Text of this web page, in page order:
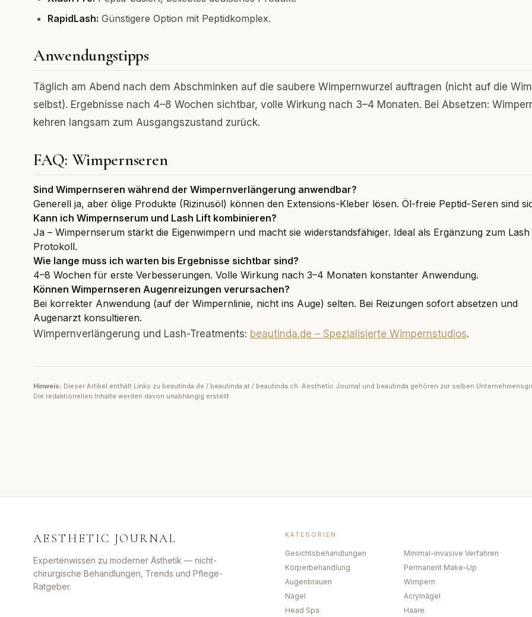
RapidLash: Günstigere Option mit Peptidkomplex.
Anwendungstipps
Täglich am Abend nach dem Abschminken auf die saubere Wimpernwurzel auftragen (nicht auf die
selbst). Ergebnisse nach 4–8 Wochen sichtbar, volle Wirkung nach 3–4 Monaten. Bei Absetzen:
kehren langsam zum Ausgangszustand zurück.
FAQ: Wimpernseren
Sind Wimpernseren während der Wimpernverlängerung anwendbar?
Generell ja, aber ölige Produkte (Rizinusöl) können den Extensions-Kleber lösen. Öl-freie Peptid-Seren sind
Kann ich Wimpernserum und Lash Lift kombinieren?
Ja – Wimpernserum stärkt die Eigenwimpern und macht sie widerstandsfähiger. Ideal als Ergänzung zum Lash
Protokoll.
Wie lange muss ich warten bis Ergebnisse sichtbar sind?
4–8 Wochen für erste Verbesserungen. Volle Wirkung nach 3–4 Monaten konstanter Anwendung.
Können Wimpernseren Augenreizungen verursachen?
Bei korrekter Anwendung (auf der Wimpernlinie, nicht ins Auge) selten. Bei Reizungen sofort absetzen und
Augenarzt konsultieren.
Wimpernverlängerung und Lash-Treatments: beautinda.de – Spezialisierte Wimpernstudios.
Hinweis: Dieser Artikel enthält Links zu beautinda.de / beautinda.at / beautinda.ch. Aesthetic Journal und beautinda gehören zur selben
Die redaktionellen Inhalte werden davon unabhängig erstellt.
AESTHETIC JOURNAL
Expertenwissen zu moderner Ästhetik — nicht-
chirurgische Behandlungen, Trends und Pflege-
Ratgeber.
KATEGORIEN
Gesichtsbehandlungen
Minimal-invasive Verfahren
Körperbehandlung
Permanent Make-Up
Augenbrauen
Wimpern
Nägel
Acrylnägel
Head Spa
Haare